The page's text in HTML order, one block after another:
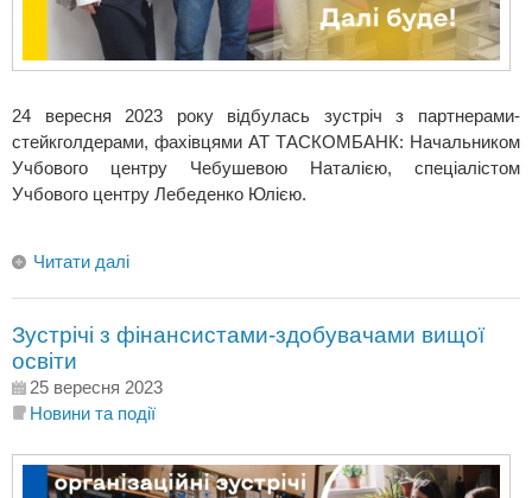
24 вересня 2023 року відбулась зустріч з партнерами-
стейкголдерами, фахівцями АТ ТАСКОМБАНК: Начальником
Учбового центру Чебушевою Наталією, спеціалістом
Учбового центру Лебеденко Юлією.
Читати далі
Зустрічі з фінансистами-здобувачами вищої
освіти
25 вересня 2023
Новини та події